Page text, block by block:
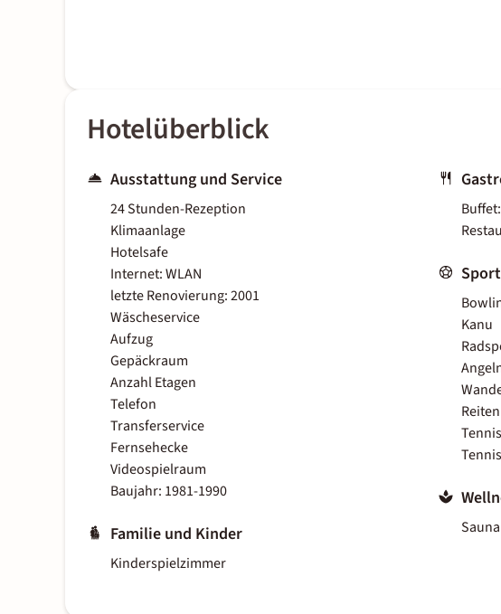
Hotelüberblick
Ausstattung und Service
24 Stunden-Rezeption
Klimaanlage
Hotelsafe
Internet: WLAN
letzte Renovierung: 2001
Wäscheservice
Aufzug
Gepäckraum
Anzahl Etagen
Telefon
Transferservice
Fernsehecke
Videospielraum
Baujahr: 1981-1990
Familie und Kinder
Kinderspielzimmer
Kanu
Reiten
Sauna